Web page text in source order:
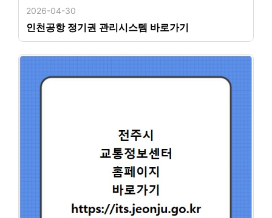
2026-04-30
인천공항 정기권 관리시스템 바로가기